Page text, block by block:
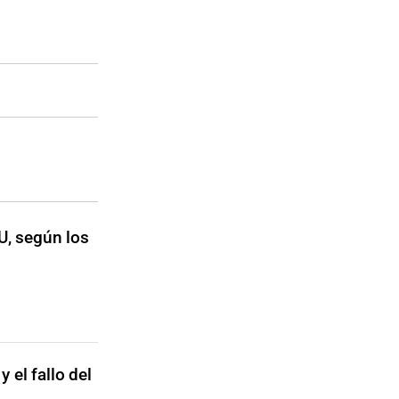
según los
el fallo del